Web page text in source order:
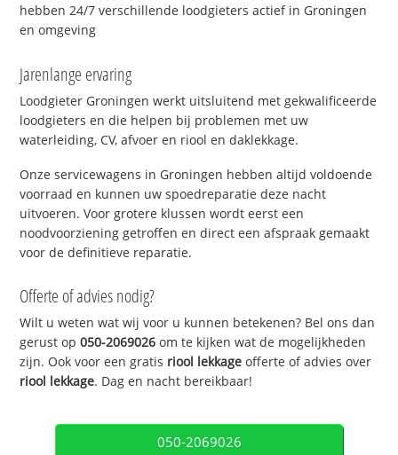
hebben 24/7 verschillende loodgieters actief in Groningen
en omgeving
Jarenlange ervaring
Loodgieter Groningen werkt uitsluitend met gekwalificeerde
loodgieters en die helpen bij problemen met uw
waterleiding, CV, afvoer en riool en daklekkage.
Onze servicewagens in Groningen hebben altijd voldoende
voorraad en kunnen uw spoedreparatie deze nacht
uitvoeren. Voor grotere klussen wordt eerst een
noodvoorziening getroffen en direct een afspraak gemaakt
voor de definitieve reparatie.
Offerte of advies nodig?
Wilt u weten wat wij voor u kunnen betekenen? Bel ons dan
gerust op050-2069026 om te kijken wat de mogelijkheden
zijn. Ook voor een gratis riool lekkage offerte of advies over
riool lekkage. Dag en nacht bereikbaar!
050-2069026